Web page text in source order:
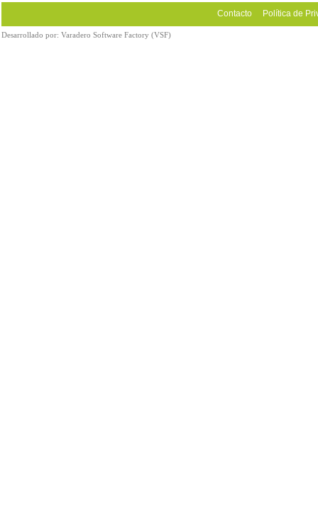
Contacto Política de
Desarrollado por: Varadero Software Factory (VSF)